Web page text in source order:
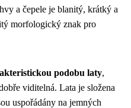
a čepele je blanitý, krátký a
morfologický znak pro
podobu laty,
viditelná. Lata je složena
uspořádány na jemných